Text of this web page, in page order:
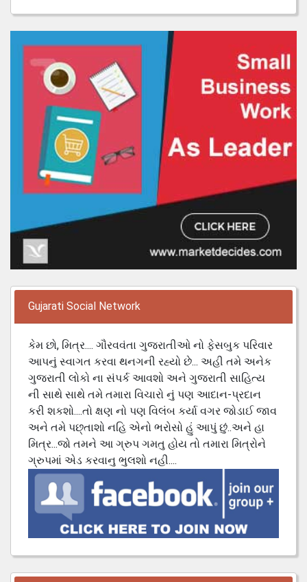
Gujarati Social Network
કેમ છો, મિત્ર.... ગૌરવવંતા ગુજરાતીઓ નો ફેસબુક પરિવાર
આપનું સ્વાગત કરવા થનગની રહ્યો છે... અહી તમે અનેક
ગુજરાતી લોકો ના સંપર્ક આવશો અને ગુજરાતી સાહિત્ય
ની સાથે સાથે તમે તમારા વિચારો નું પણ આદાન-પ્રદાન
કરી શકશો....તો ક્ષણ નો પણ વિલંબ કર્યા વગર જોડાઈ જાવ
અને તમે પછ્તાશો નહિ એનો ભરોસો હું આપું છું..અને હા
મિત્ર...જો તમને આ ગ્રુપ ગમતુ હોય તો તમારા મિત્રોને
ગ્રુપમાં એડ કરવાનુ ભુલશો નહી....